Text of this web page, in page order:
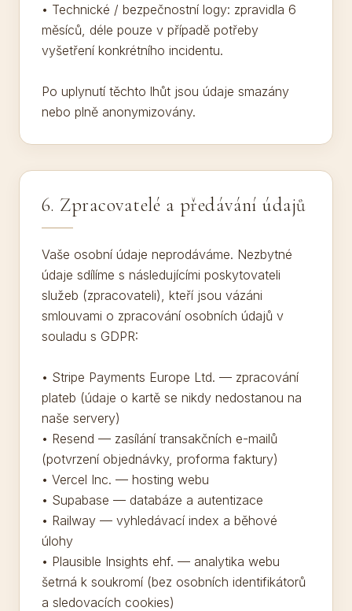
• Technické / bezpečnostní logy: zpravidla 6
měsíců, déle pouze v případě potřeby
vyšetření konkrétního incidentu.
Po uplynutí těchto lhůt jsou údaje smazány
nebo plně anonymizovány.
6. Zpracovatelé a předávání údajů
Vaše osobní údaje neprodáváme. Nezbytné
údaje sdílíme s následujícími poskytovateli
služeb (zpracovateli), kteří jsou vázáni
smlouvami o zpracování osobních údajů v
souladu s GDPR:
• Stripe Payments Europe Ltd. — zpracování
plateb (údaje o kartě se nikdy nedostanou na
naše servery)
• Resend — zasílání transakčních e-mailů
(potvrzení objednávky, proforma faktury)
• Vercel Inc. — hosting webu
• Supabase — databáze a autentizace
• Railway — vyhledávací index a běhové
úlohy
• Plausible Insights ehf. — analytika webu
šetrná k soukromí (bez osobních identifikátorů
a sledovacích cookies)